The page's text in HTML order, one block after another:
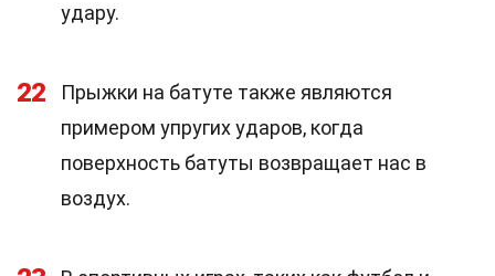
удару.
22
Прыжки на батуте также являются
примером упругих ударов, когда
поверхность батуты возвращает нас в
воздух.